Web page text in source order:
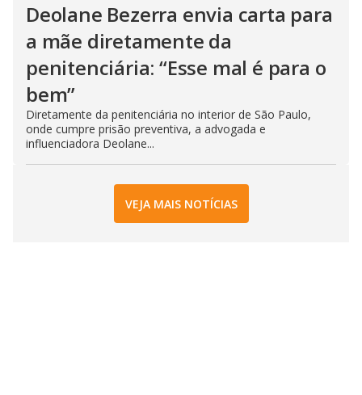
Deolane Bezerra envia carta para
a mãe diretamente da
penitenciária: “Esse mal é para o
bem”
Diretamente da penitenciária no interior de São Paulo,
onde cumpre prisão preventiva, a advogada e
influenciadora Deolane...
VEJA MAIS NOTÍCIAS